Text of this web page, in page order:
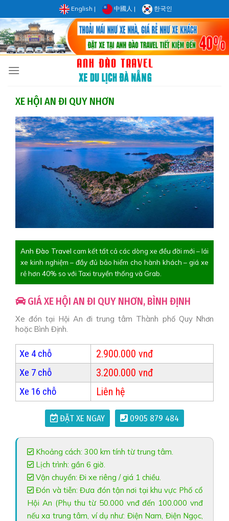
to
content
English | 中國人 | 한국인
XE HỘI AN ĐI QUY NHƠN
Anh Đào Travel cam kết tất cả các dòng xe đều đời mới – lái
xe kinh nghiệm – đầy đủ bảo hiểm cho hành khách – giá xe
rẻ hơn 40% so với Taxi truyền thống và Grab.
GIÁ XE HỘI AN ĐI QUY NHƠN, BÌNH ĐỊNH
Xe đón tại Hội An đi trung tâm Thành phố Quy Nhơn
hoặc Bình Định.
Xe 4 chỗ 2.900.000 vnđ
Xe 7 chỗ 3.200.000 vnđ
Xe 16 chỗ Liên hệ
ĐẶT XE NGAY 0905 879 484
Khoảng cách: 300 km tính từ trung tâm.
Lịch trình: gần 6 giờ.
Vận chuyển: Đi xe riêng / giá 1 chiều.
Đón và tiễn: Đưa đón tận nơi tại khu vực Phố cổ
Hội An (Phụ thu từ 50.000 vnđ đến 100.000 vnđ
nếu xa trung tâm, ví dụ như: Điện Nam, Điện Ngọc,